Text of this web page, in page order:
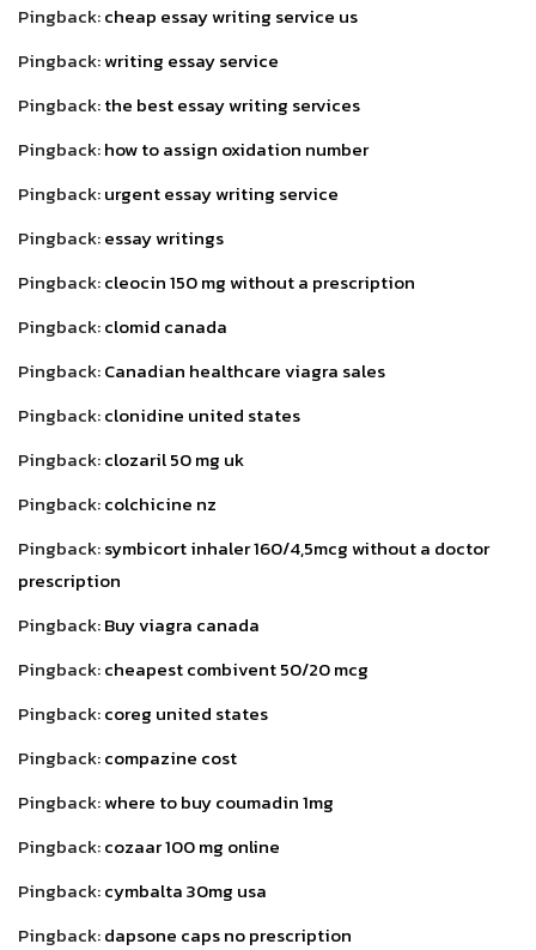
Pingback:cheap essay writing service us
Pingback:writing essay service
Pingback:the best essay writing services
Pingback:how to assign oxidation number
Pingback:urgent essay writing service
Pingback:essay writings
Pingback:cleocin 150 mg without a prescription
Pingback:clomid canada
Pingback:Canadian healthcare viagra sales
Pingback:clonidine united states
Pingback:clozaril 50 mg uk
Pingback:colchicine nz
Pingback:symbicort inhaler 160/4,5mcg without a doctor
prescription
Pingback:Buy viagra canada
Pingback:cheapest combivent 50/20 mcg
Pingback:coreg united states
Pingback:compazine cost
Pingback:where to buy coumadin 1mg
Pingback:cozaar 100 mg online
Pingback:cymbalta 30mg usa
Pingback:dapsone caps no prescription